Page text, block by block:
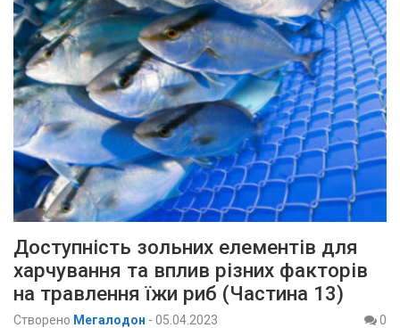
Доступність зольних елементів для
харчування та вплив різних факторів
на травлення їжи риб (Частина 13)
Створено Мегалодон - 05.04.2023
0